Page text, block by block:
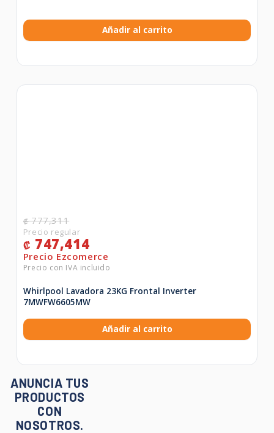
Añadir al carrito
₡777,311
₡ 747,414
Whirlpool Lavadora 23KG Frontal Inverter
7MWFW6605MW
Añadir al carrito
ANUNCIA TUS
PRODUCTOS
CON
NOSOTROS.